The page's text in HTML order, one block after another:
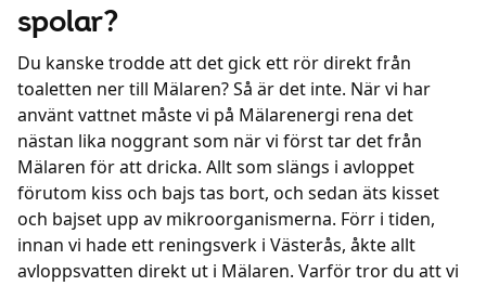
spolar?
Du kanske trodde att det gick ett rör direkt från
toaletten ner till Mälaren? Så är det inte. När vi har
använt vattnet måste vi på Mälarenergi rena det
nästan lika noggrant som när vi först tar det från
Mälaren för att dricka. Allt som slängs i avloppet
förutom kiss och bajs tas bort, och sedan äts kisset
och bajset upp av mikroorganismerna. Förr i tiden,
innan vi hade ett reningsverk i Västerås, åkte allt
avloppsvatten direkt ut i Mälaren. Varför tror du att vi